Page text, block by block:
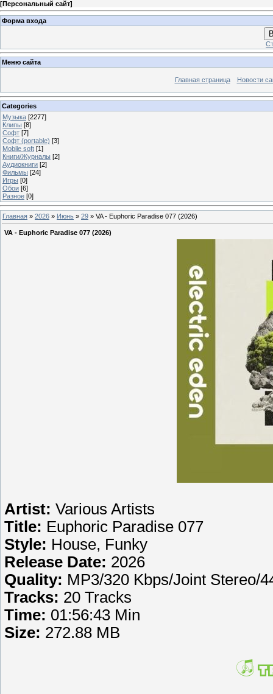
[Персональный сайт]
Форма входа
Меню сайта
Главная страница Новости
Categories
Музыка [2277]
Клипы [8]
Софт [7]
Софт (portable) [3]
Mobile soft [1]
Книги/Журналы [2]
Аудиокниги [2]
Фильмы [24]
Игры [0]
Обои [6]
Разное [0]
Главная » 2026 » Июнь » 29 » VA - Euphoric Paradise 077 (2026)
VA - Euphoric Paradise 077 (2026)
Artist: Various Artists
Title: Euphoric Paradise 077
Style: House, Funky
Release Date: 2026
Quality: MP3/320 Kbps/Joint Stereo/
Tracks: 20 Tracks
Time: 01:56:43 Min
Size: 272.88 MB